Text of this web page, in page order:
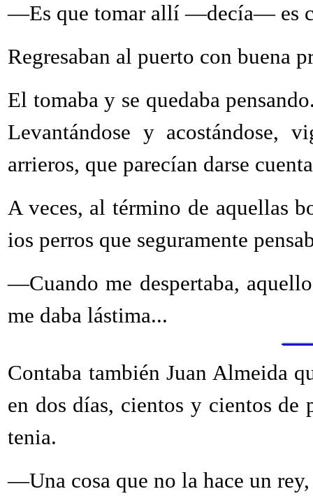
—Es que tomar allí —decía— es
Regresaban al puerto con buena
El tomaba y se quedaba
Levantándose y acostándose,
arrieros, que parecían darse
A veces, al término de aquellas
ios perros que seguramente
—Cuando me despertaba,
me daba lástima...
Contaba también Juan Almeida
en dos días, cientos y cientos de
tenia.
—Una cosa que no la hace un